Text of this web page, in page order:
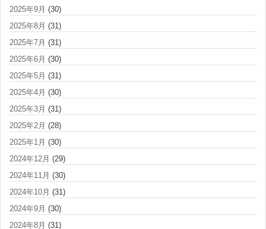
2025年9月 (30)
2025年8月 (31)
2025年7月 (31)
2025年6月 (30)
2025年5月 (31)
2025年4月 (30)
2025年3月 (31)
2025年2月 (28)
2025年1月 (30)
2024年12月 (29)
2024年11月 (30)
2024年10月 (31)
2024年9月 (30)
2024年8月 (31)